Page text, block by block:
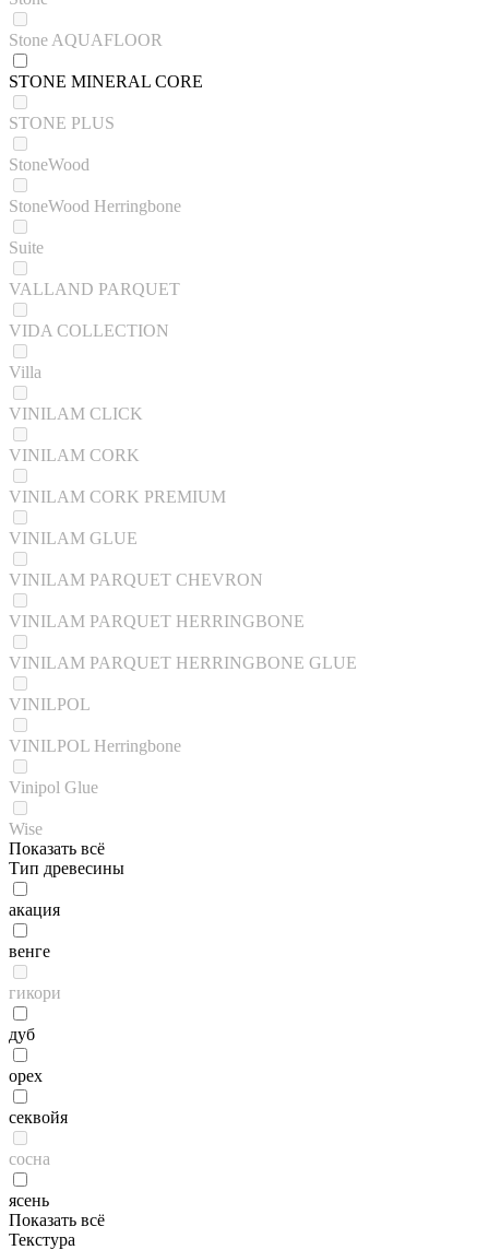
Stone AQUAFLOOR
STONE MINERAL CORE
STONE PLUS
StoneWood
StoneWood Herringbone
Suite
VALLAND PARQUET
VIDA COLLECTION
Villa
VINILAM CLICK
VINILAM CORK
VINILAM CORK PREMIUM
VINILAM GLUE
VINILAM PARQUET CHEVRON
VINILAM PARQUET HERRINGBONE
VINILAM PARQUET HERRINGBONE GLUE
VINILPOL
VINILPOL Herringbone
Vinipol Glue
Wise
Показать всё
Тип древесины
акация
венге
гикори
дуб
орех
секвойя
сосна
ясень
Показать всё
Текстура